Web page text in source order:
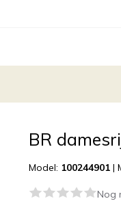
BR
Model: 100244901 |
Nog